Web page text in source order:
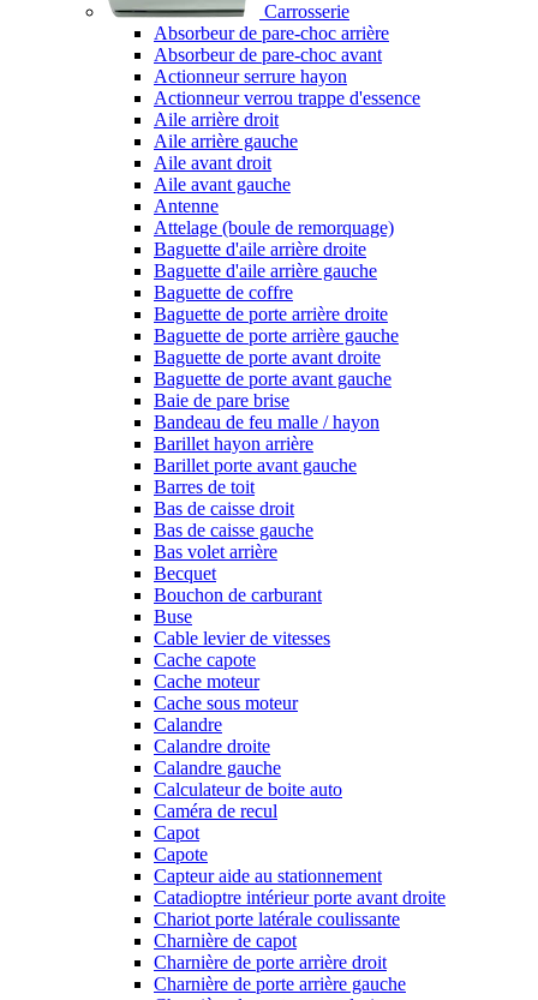
Carrosserie
Absorbeur de pare-choc arrière
Absorbeur de pare-choc avant
Actionneur serrure hayon
Actionneur verrou trappe d'essence
Aile arrière droit
Aile arrière gauche
Aile avant droit
Aile avant gauche
Antenne
Attelage (boule de remorquage)
Baguette d'aile arrière droite
Baguette d'aile arrière gauche
Baguette de coffre
Baguette de porte arrière droite
Baguette de porte arrière gauche
Baguette de porte avant droite
Baguette de porte avant gauche
Baie de pare brise
Bandeau de feu malle / hayon
Barillet hayon arrière
Barillet porte avant gauche
Barres de toit
Bas de caisse droit
Bas de caisse gauche
Bas volet arrière
Becquet
Bouchon de carburant
Buse
Cable levier de vitesses
Cache capote
Cache moteur
Cache sous moteur
Calandre
Calandre droite
Calandre gauche
Calculateur de boite auto
Caméra de recul
Capot
Capote
Capteur aide au stationnement
Catadioptre intérieur porte avant droite
Chariot porte latérale coulissante
Charnière de capot
Charnière de porte arrière droit
Charnière de porte arrière gauche